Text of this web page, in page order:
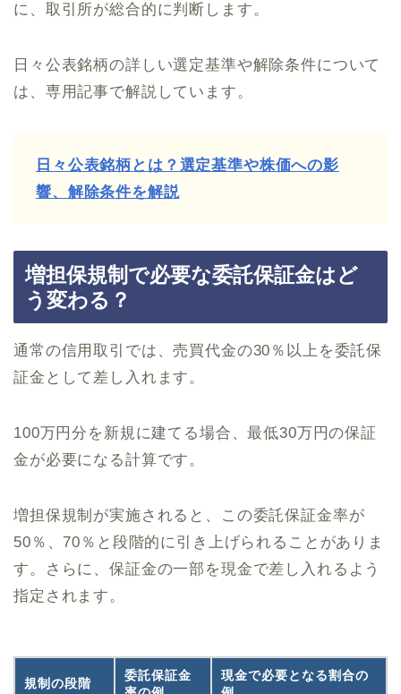
に、取引所が総合的に判断します。
日々公表銘柄の詳しい選定基準や解除条件について
は、専用記事で解説しています。
日々公表銘柄とは？選定基準や株価への影
響、解除条件を解説
増担保規制で必要な委託保証金はど
う変わる？
通常の信用取引では、売買代金の30％以上を委託保
証金として差し入れます。
100万円分を新規に建てる場合、最低30万円の保証
金が必要になる計算です。
増担保規制が実施されると、この委託保証金率が
50％、70％と段階的に引き上げられることがありま
す。さらに、保証金の一部を現金で差し入れるよう
指定されます。
規制の段階
委託保証金
現金で必要となる割合の